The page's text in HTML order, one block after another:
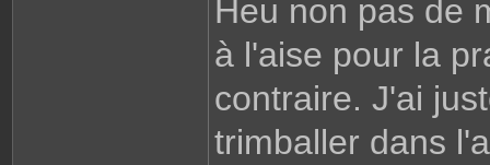
Heu non pas de
à l'aise pour la
contraire. J'ai
trimballer dans